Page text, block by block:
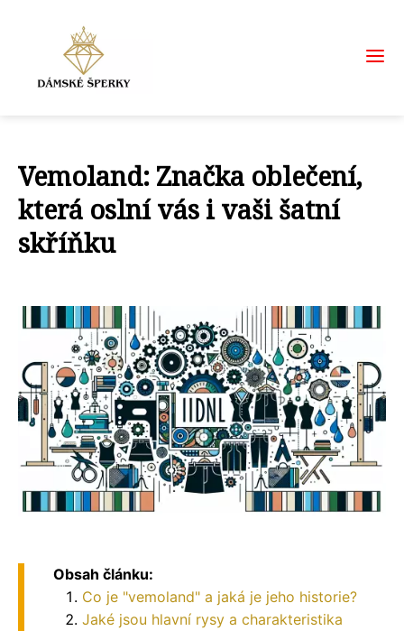
Vemoland: Značka oblečení,
která oslní vás i vaši šatní
skříňku
Obsah článku:
Co je "vemoland" a jaká je jeho historie?
Jaké jsou hlavní rysy a charakteristika